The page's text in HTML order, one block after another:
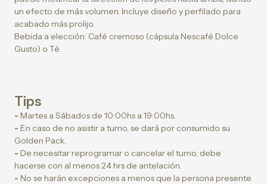
un efecto de más volumen. Incluye diseño y perfilado para
acabado más prolijo.
Bebida a elección: Café cremoso (cápsula Nescafé Dolce
Gusto) o Té.
Tips
- Martes a Sábados de 10:00hs a 19:00hs.
- En caso de no asistir a turno, se dará por consumido su
Golden Pack.
- De necesitar reprogramar o cancelar el turno, debe
hacerse con al menos 24 hrs de antelación.
- No se harán excepciones a menos que la persona presente